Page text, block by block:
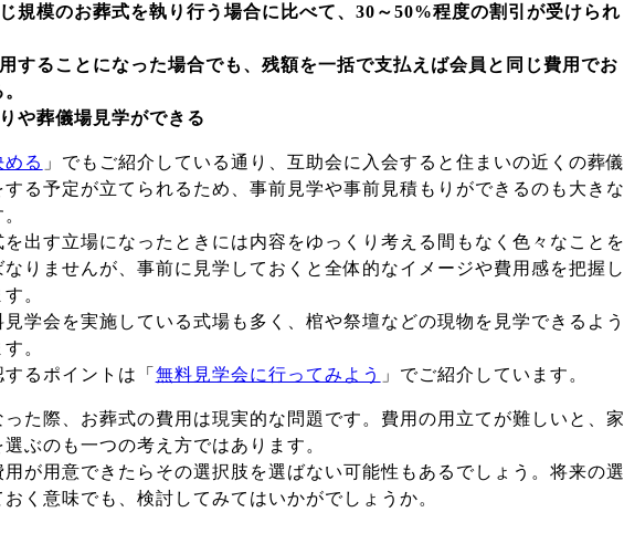
規模のお葬式を執り行う場合に比べて、30～50%程度の割引が受けられ
することになった場合でも、残額を一括で支払えば会員と同じ費用でお
や葬儀場見学ができる
る 」でもご紹介している通り、互助会に入会すると住まいの近くの葬儀
る予定が立てられるため、事前見学や事前見積もりができるのも大きな
出す立場になったときには内容をゆっくり考える間もなく色々なことを
りませんが、事前に見学しておくと全体的なイメージや費用感を把握し
。
見学会を実施している式場も多く、棺や祭壇などの現物を見学できるよう
。
るポイントは「 無料見学会に行ってみよう 」でご紹介しています。
った際、お葬式の費用は現実的な問題です。費用の用立てが難しいと、家
ぶのも一つの考え方ではあります。
が用意できたらその選択肢を選ばない可能性もあるでしょう。将来の選
く意味でも、検討してみてはいかがでしょうか。